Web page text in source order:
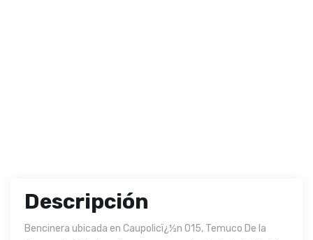
Descripción
Bencinera ubicada en Caupolicï¿½n 015, Temuco De la